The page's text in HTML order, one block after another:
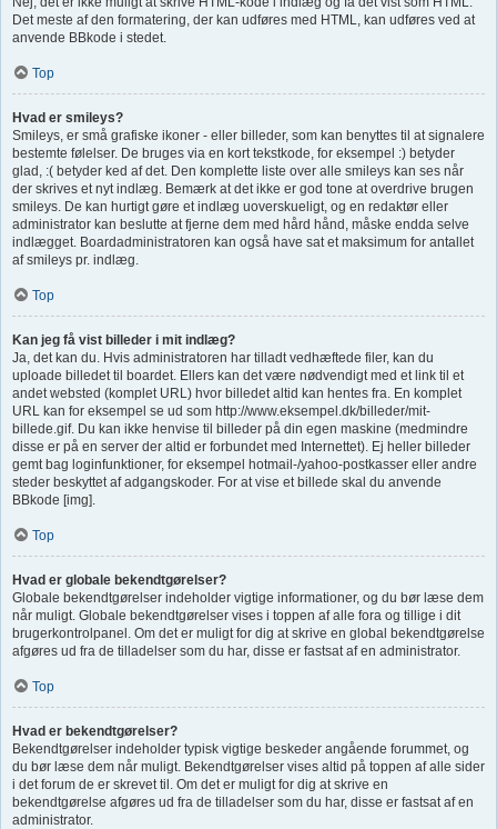
Det meste af den formatering, der kan udføres med HTML, kan udføres ved at
anvende BBkode i stedet.
Top
Hvad er smileys?
Smileys, er små grafiske ikoner - eller billeder, som kan benyttes til at signalere
bestemte følelser. De bruges via en kort tekstkode, for eksempel :) betyder
glad, :( betyder ked af det. Den komplette liste over alle smileys kan ses når
der skrives et nyt indlæg. Bemærk at det ikke er god tone at overdrive brugen
smileys. De kan hurtigt gøre et indlæg uoverskueligt, og en redaktør eller
administrator kan beslutte at fjerne dem med hård hånd, måske endda selve
indlægget. Boardadministratoren kan også have sat et maksimum for antallet
af smileys pr. indlæg.
Top
Kan jeg få vist billeder i mit indlæg?
Ja, det kan du. Hvis administratoren har tilladt vedhæftede filer, kan du
uploade billedet til boardet. Ellers kan det være nødvendigt med et link til et
andet websted (komplet URL) hvor billedet altid kan hentes fra. En komplet
URL kan for eksempel se ud som http://www.eksempel.dk/billeder/mit-
billede.gif. Du kan ikke henvise til billeder på din egen maskine (medmindre
disse er på en server der altid er forbundet med Internettet). Ej heller billeder
gemt bag loginfunktioner, for eksempel hotmail-/yahoo-postkasser eller andre
steder beskyttet af adgangskoder. For at vise et billede skal du anvende
BBkode [img].
Top
Hvad er globale bekendtgørelser?
Globale bekendtgørelser indeholder vigtige informationer, og du bør læse dem
når muligt. Globale bekendtgørelser vises i toppen af alle fora og tillige i dit
brugerkontrolpanel. Om det er muligt for dig at skrive en global bekendtgørelse
afgøres ud fra de tilladelser som du har, disse er fastsat af en administrator.
Top
Hvad er bekendtgørelser?
Bekendtgørelser indeholder typisk vigtige beskeder angående forummet, og
du bør læse dem når muligt. Bekendtgørelser vises altid på toppen af alle sider
i det forum de er skrevet til. Om det er muligt for dig at skrive en
bekendtgørelse afgøres ud fra de tilladelser som du har, disse er fastsat af en
administrator.